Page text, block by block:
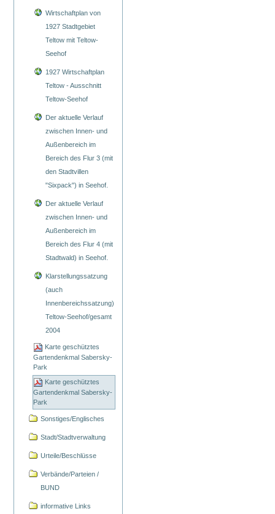
Wirtschaftplan von
1927 Stadtgebiet
Teltow mit Teltow-
Seehof
1927 Wirtschaftplan
Teltow - Ausschnitt
Teltow-Seehof
Der aktuelle Verlauf
zwischen Innen- und
Außenbereich im
Bereich des Flur 3 (mit
den Stadtvillen
"Sixpack") in Seehof.
Der aktuelle Verlauf
zwischen Innen- und
Außenbereich im
Bereich des Flur 4 (mit
Stadtwald) in Seehof.
Klarstellungssatzung
(auch
Innenbereichssatzung)
Teltow-Seehof/gesamt
2004
Karte geschütztes
Gartendenkmal Sabersky-
Park
Karte geschütztes
Gartendenkmal Sabersky-
Park
Sonstiges/Englisches
Stadt/Stadtverwaltung
Urteile/Beschlüsse
Verbände/Parteien /
BUND
informative Links